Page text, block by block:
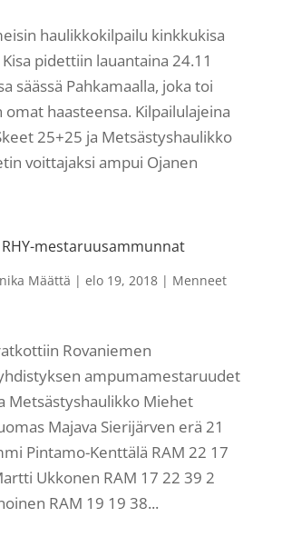
haulikkokilpailu kinkkukisa
pidettiin lauantaina 24.11
säässä Pahkamaalla, joka toi
haasteensa. Kilpailulajeina
25+25 ja Metsästyshaulikko
voittajaksi ampui Ojanen
mestaruusammunnat
Määttä | elo 19, 2018| Menneet
Rovaniemen
ampumamestaruudet
Metsästyshaulikko Miehet
Majava Sierijärven erä 21
Pintamo-Kenttälä RAM 22 17
Ukkonen RAM 17 22 39 2
RAM 19 19 38...